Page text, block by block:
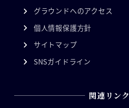
グラウンドへのアクセス
個人情報保護方針
サイトマップ
SNSガイドライン
関連リンク